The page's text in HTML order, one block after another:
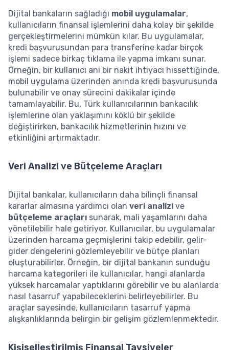
Dijital bankaların sağladığı mobil uygulamalar,
kullanıcıların finansal işlemlerini daha kolay bir şekilde
gerçekleştirmelerini mümkün kılar. Bu uygulamalar,
kredi başvurusundan para transferine kadar birçok
işlemi sadece birkaç tıklama ile yapma imkanı sunar.
Örneğin, bir kullanıcı ani bir nakit ihtiyacı hissettiğinde,
mobil uygulama üzerinden anında kredi başvurusunda
bulunabilir ve onay sürecini dakikalar içinde
tamamlayabilir. Bu, Türk kullanıcılarının bankacılık
işlemlerine olan yaklaşımını köklü bir şekilde
değiştirirken, bankacılık hizmetlerinin hızını ve
etkinliğini artırmaktadır.
Veri Analizi ve Bütçeleme Araçları
Dijital bankalar, kullanıcıların daha bilinçli finansal
kararlar almasına yardımcı olan veri analizi ve
bütçeleme araçları sunarak, mali yaşamlarını daha
yönetilebilir hale getiriyor. Kullanıcılar, bu uygulamalar
üzerinden harcama geçmişlerini takip edebilir, gelir-
gider dengelerini gözlemleyebilir ve bütçe planları
oluşturabilirler. Örneğin, bir dijital bankanın sunduğu
harcama kategorileri ile kullanıcılar, hangi alanlarda
yüksek harcamalar yaptıklarını görebilir ve bu alanlarda
nasıl tasarruf yapabileceklerini belirleyebilirler. Bu
araçlar sayesinde, kullanıcıların tasarruf yapma
alışkanlıklarında belirgin bir gelişim gözlemlenmektedir.
Kişiselleştirilmiş Finansal Tavsiyeler